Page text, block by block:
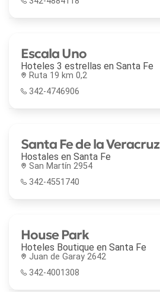
Escala Uno
Hoteles 3 estrellas en Santa Fe
Ruta 19 km 0,2
342-4746906
Santa Fe de la Veracruz
Hostales en Santa Fe
San Martín 2954
342-4551740
House Park
Hoteles Boutique en Santa Fe
Juan de Garay 2642
342-4001308